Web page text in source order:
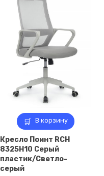
В корзину
Кресло Поинт RCH
8325H10 Серый
пластик/Светло-
серый